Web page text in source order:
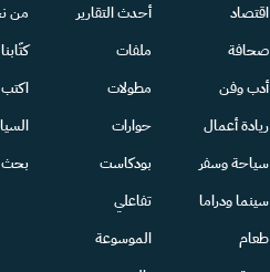
اقتصاد
صحافة
أدب وفن
ريادة أعمال
سياحة وسفر
سينما ودراما
طعام
أحدث التقارير
ملفات
مطولات
حوارات
بودكاست
تفاعلي
الموسوعة
من
كتّابنا
بحث